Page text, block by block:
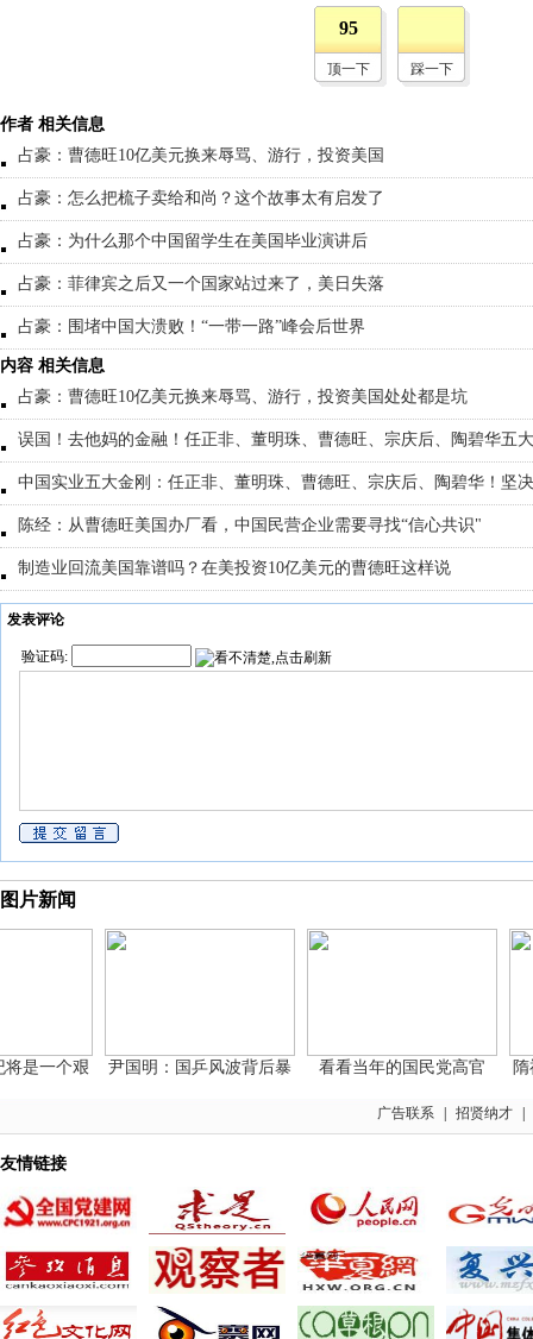
95
顶一下 踩一下
作者 相关信息
占豪：曹德旺10亿美元换来辱骂、游行，投资美国
占豪：怎么把梳子卖给和尚？这个故事太有启发了
占豪：为什么那个中国留学生在美国毕业演讲后
占豪：菲律宾之后又一个国家站过来了，美日失落
占豪：围堵中国大溃败！“一带一路”峰会后世界
内容 相关信息
占豪：曹德旺10亿美元换来辱骂、游行，投资美国处处都是坑
误国！去他妈的金融！任正非、董明珠、曹德旺、宗庆后、陶碧华五
中国实业五大金刚：任正非、董明珠、曹德旺、宗庆后、陶碧华！坚
陈经：从曹德旺美国办厂看，中国民营企业需要寻找“信心共识"
制造业回流美国靠谱吗？在美投资10亿美元的曹德旺这样说
发表评论
验证码:
图片新闻
一个艰 尹国明：国乒风波背后暴 看看当年的国民党高官 隋福
广告联系 招贤纳才
友情链接